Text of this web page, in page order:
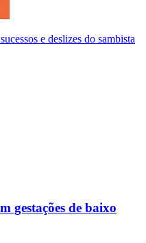
e deslizes do sambista
gestações de baixo